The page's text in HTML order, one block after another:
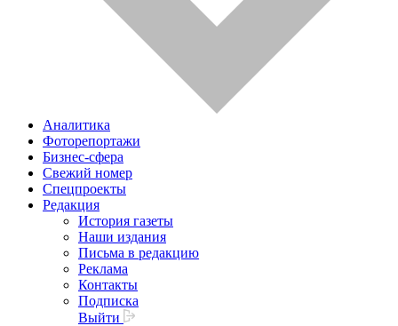
Аналитика
Фоторепортажи
Бизнес-сфера
Свежий номер
Спецпроекты
Редакция
История газеты
Наши издания
Письма в редакцию
Реклама
Контакты
Подписка
Выйти